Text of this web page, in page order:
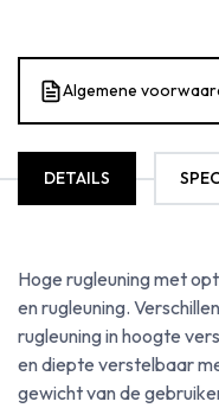
Algemene
DETAILS
Hoge rugleuning met
en rugleuning.
rugleuning in hoogte
en diepte verstelbaar
gewicht van de